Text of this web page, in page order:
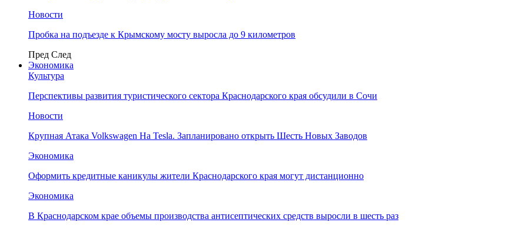
Новости
Пробка на подъезде к Крымскому мосту выросла до 9 километров
Пред След
Экономика
Культура
Перспективы развития туристического сектора Краснодарского края обсудили в Сочи
Новости
Крупная Атака Volkswagen На Tesla. Запланировано открыть Шесть Новых Заводов
Экономика
Оформить кредитные каникулы жители Краснодарского края могут дистанционно
Экономика
В Краснодарском крае объемы производства антисептических средств выросли в шесть раз